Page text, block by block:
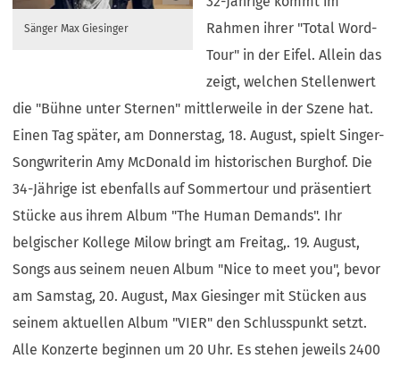
Sänger Max Giesinger
Rahmen ihrer "Total Word-
Tour" in der Eifel. Allein das
zeigt, welchen Stellenwert
die "Bühne unter Sternen" mittlerweile in der Szene hat.
Einen Tag später, am Donnerstag, 18. August, spielt Singer-
Songwriterin Amy McDonald im historischen Burghof. Die
34-Jährige ist ebenfalls auf Sommertour und präsentiert
Stücke aus ihrem Album "The Human Demands". Ihr
belgischer Kollege Milow bringt am Freitag,. 19. August,
Songs aus seinem neuen Album "Nice to meet you", bevor
am Samstag, 20. August, Max Giesinger mit Stücken aus
seinem aktuellen Album "VIER" den Schlusspunkt setzt.
Alle Konzerte beginnen um 20 Uhr. Es stehen jeweils 2400